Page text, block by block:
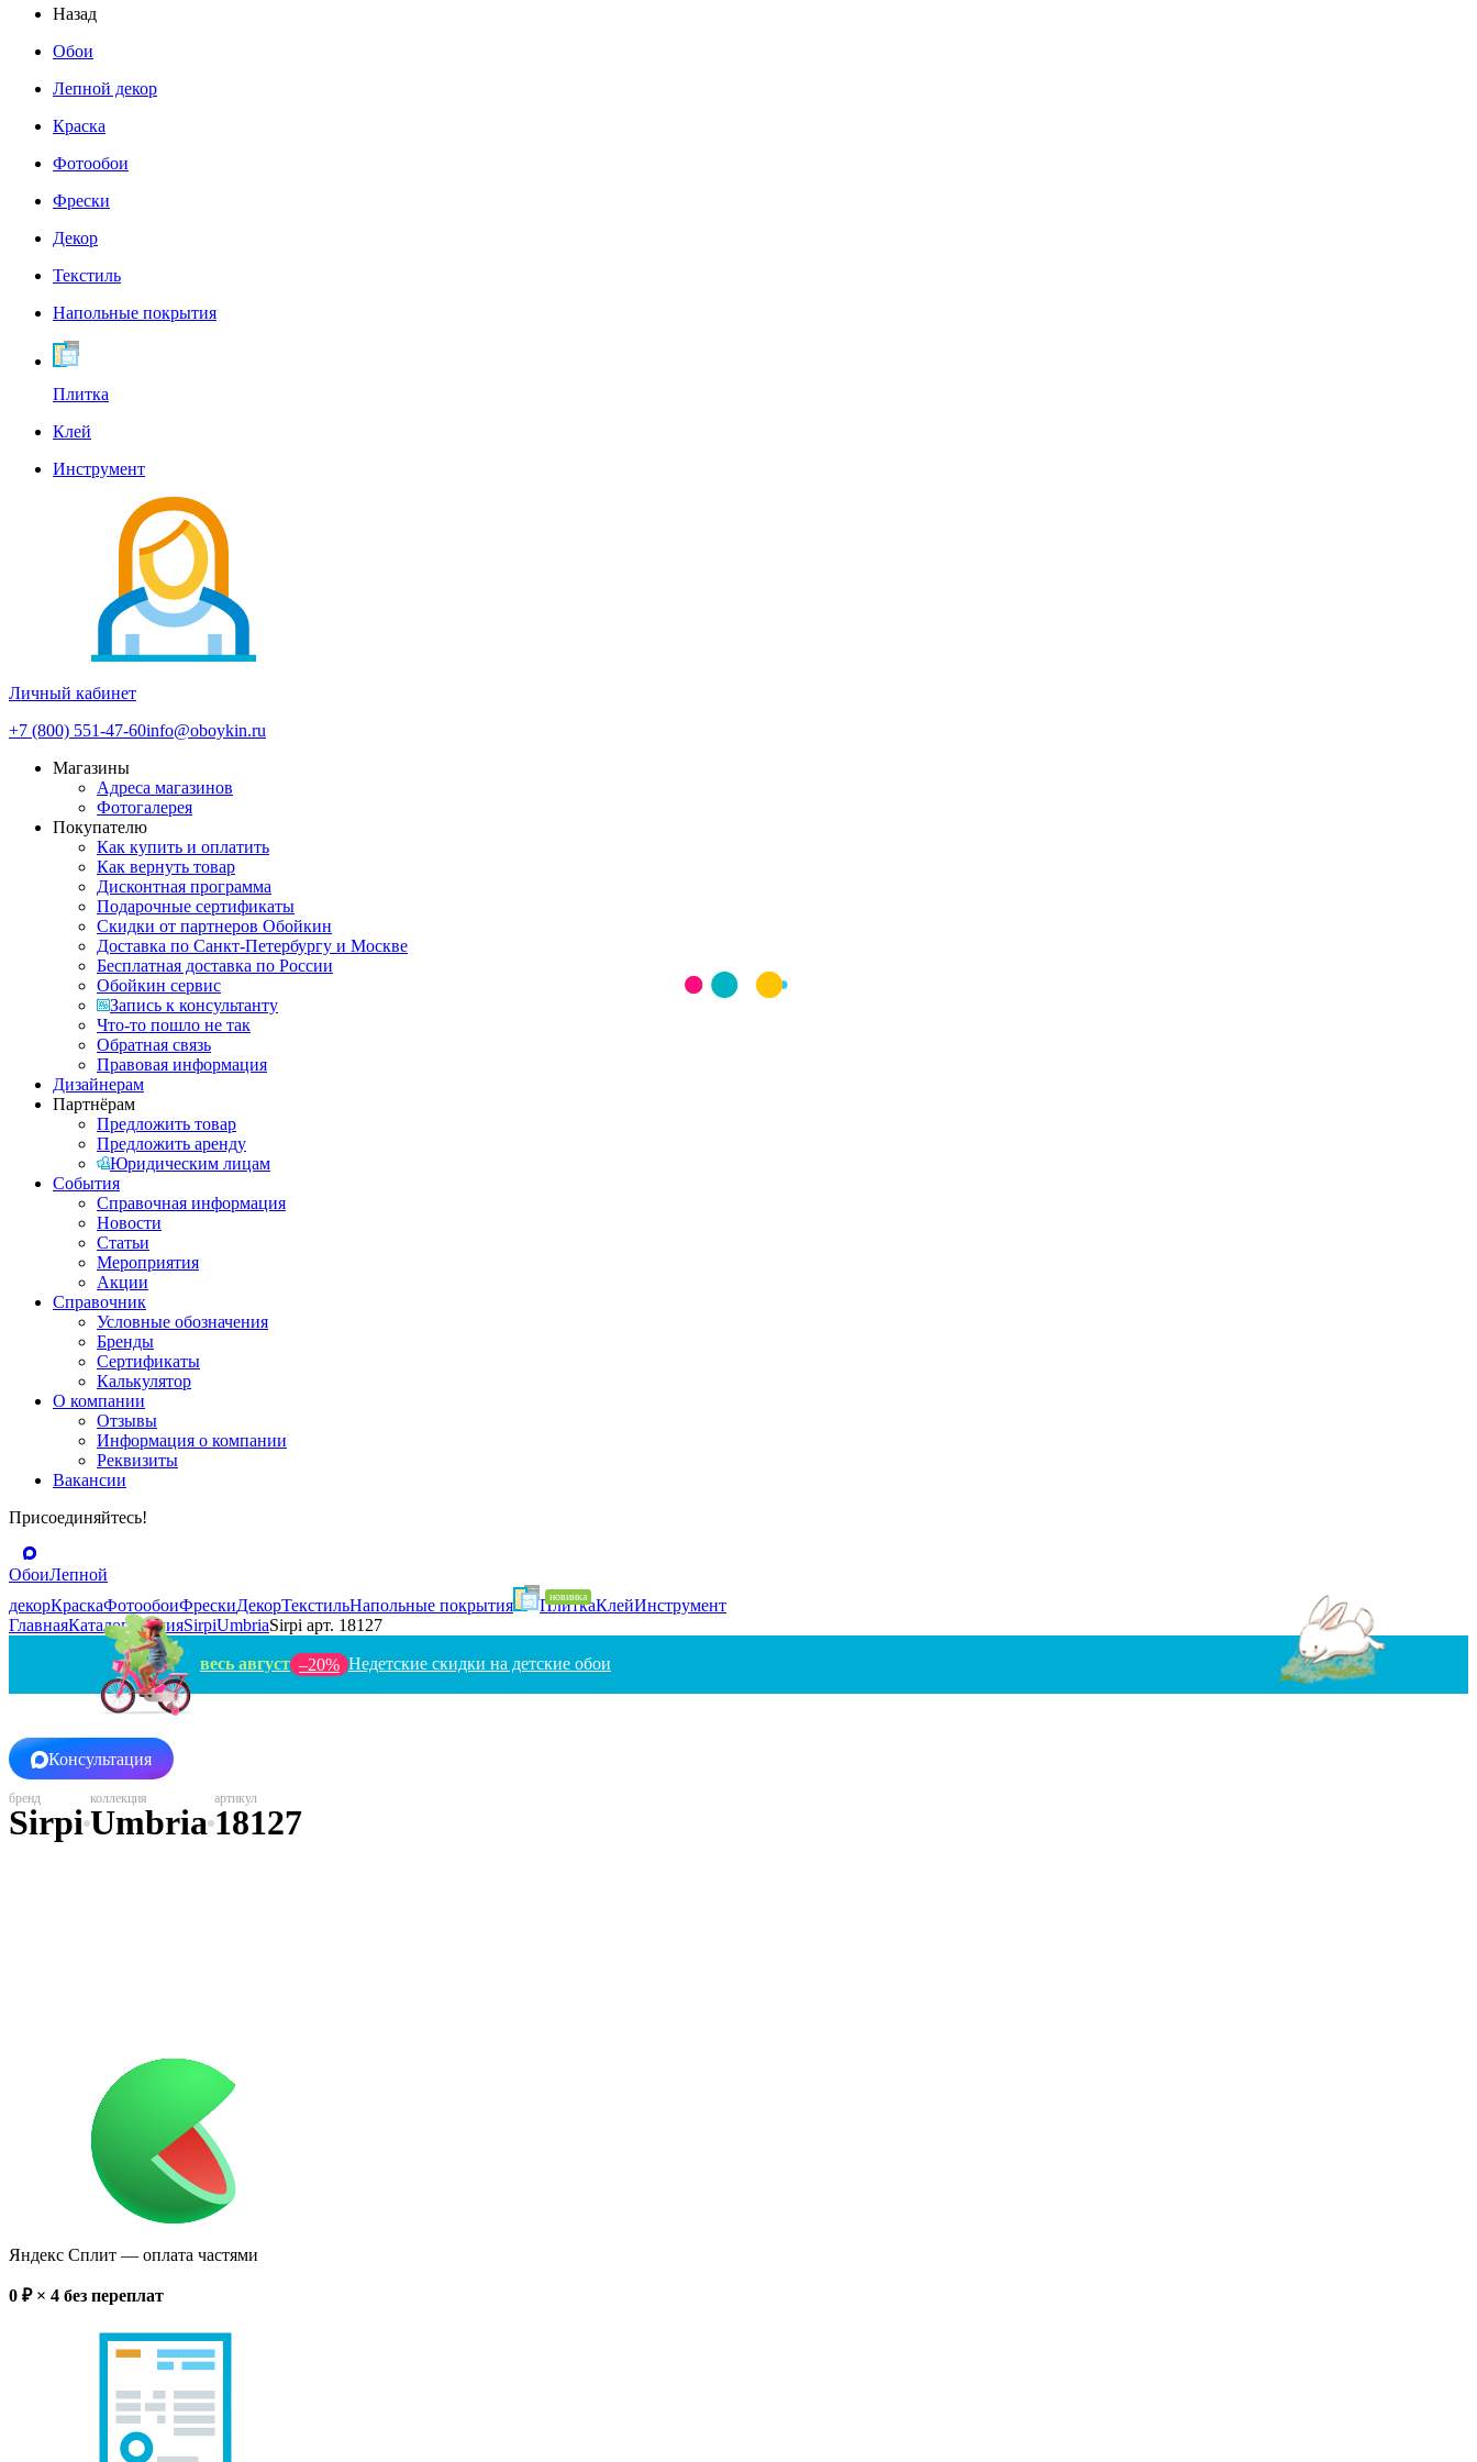
Назад
Обои
Лепной декор
Краска
Фотообои
Фрески
Декор
Текстиль
Напольные покрытия
Плитка
Клей
Инструмент
Личный кабинет
+7 (800) 551-47-60info@oboykin.ru
Магазины
Адреса магазинов
Фотогалерея
Покупателю
Как купить и оплатить
Как вернуть товар
Дисконтная программа
Подарочные сертификаты
Скидки от партнеров Обойкин
Доставка по Санкт-Петербургу и Москве
Бесплатная доставка по России
Обойкин сервис
Запись к консультанту
Что-то пошло не так
Обратная связь
Правовая информация
Дизайнерам
Партнёрам
Предложить товар
Предложить аренду
Юридическим лицам
События
Справочная информация
Новости
Статьи
Мероприятия
Акции
Справочник
Условные обозначения
Бренды
Сертификаты
Калькулятор
О компании
Отзывы
Информация о компании
Реквизиты
Вакансии
Присоединяйтесь!
ОбоиЛепной
декорКраскаФотообоиФрескиДекорТекстильНапольные покрытия ПлиткаКлейИнструмент
ГлавнаяКаталогИталияSirpiUmbriaSirpi арт. 18127
весь август –20% Недетские скидки на детские обои
Консультация
SirpiUmbria 18127
Яндекс Сплит — оплата частями
0 ₽ × 4 без переплат